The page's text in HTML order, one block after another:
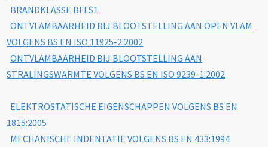
BRANDKLASSE BFLS1
ONTVLAMBAARHEID BIJ BLOOTSTELLING AAN OPEN VLAM
VOLGENS BS EN ISO 11925-2:2002
ONTVLAMBAARHEID BIJ BLOOTSTELLING AAN
STRALINGSWARMTE VOLGENS BS EN ISO 9239-1:2002
ELEKTROSTATISCHE EIGENSCHAPPEN VOLGENS BS EN
1815:2005
MECHANISCHE INDENTATIE VOLGENS BS EN 433:1994